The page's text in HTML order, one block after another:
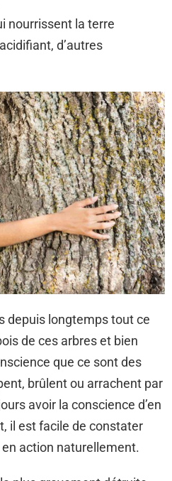
nourrissent la terre
d’autres
depuis longtemps tout ce
de ces arbres et bien
que ce sont des
brûlent ou arrachent par
avoir la conscience d’en
il est facile de constater
action naturellement.